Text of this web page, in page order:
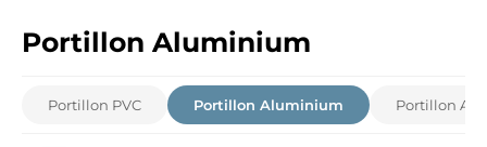
Portillon Aluminium
Portillon PVC Portillon Aluminium Portillon